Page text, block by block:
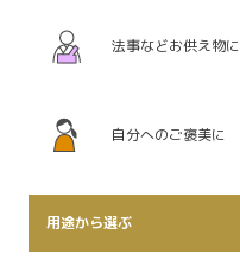
法事などお供え物に
自分へのご褒美に
用途から選ぶ